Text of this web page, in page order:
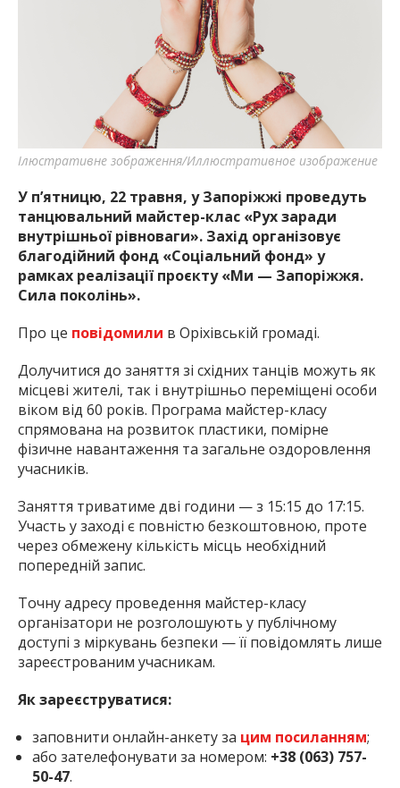
найважливішу інформацію про події
міста Запоріжжя та області.
Ілюстративне зображення/Иллюстративное изображение
У п’ятницю, 22 травня, у Запоріжжі проведуть
танцювальний майстер-клас «Рух заради
внутрішньої рівноваги». Захід організовує
благодійний фонд «Соціальний фонд» у
рамках реалізації проєкту «Ми — Запоріжжя.
Сила поколінь».
Про це повідомили в Оріхівській громаді.
Долучитися до заняття зі східних танців можуть як
місцеві жителі, так і внутрішньо переміщені особи
віком від 60 років. Програма майстер-класу
спрямована на розвиток пластики, помірне
фізичне навантаження та загальне оздоровлення
учасників.
Заняття триватиме дві години — з 15:15 до 17:15.
Участь у заході є повністю безкоштовною, проте
через обмежену кількість місць необхідний
попередній запис.
Точну адресу проведення майстер-класу
організатори не розголошують у публічному
доступі з міркувань безпеки — її повідомлять лише
зареєстрованим учасникам.
Як зареєструватися:
заповнити онлайн-анкету за цим посиланням;
або зателефонувати за номером: +38 (063) 757-
50-47.